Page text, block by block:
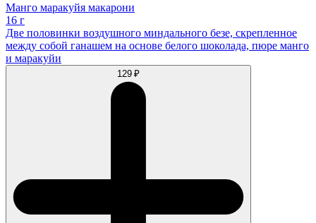
Манго маракуйя макарони
16 г
Две половинки воздушного миндального безе, скрепленное
между собой ганашем на основе белого шоколада, пюре манго
и маракуйи
129 ₽